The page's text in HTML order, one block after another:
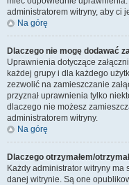
administratorem witryny, aby ci
Na górę
Dlaczego nie mogę dodawać
Uprawnienia dotyczące
każdej grupy i dla każdego
zezwolić na zamieszczanie
przyznał uprawnienia tylko
dlaczego nie możesz
administratorem witryny.
Na górę
Dlaczego otrzymałem/
Każdy administrator witryny
danej witrynie. Są one